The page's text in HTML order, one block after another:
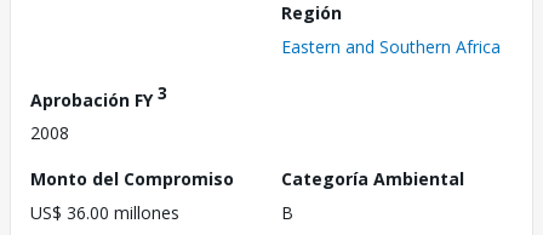
Región
Eastern and Southern Africa
Aprobación FY3
2008
Monto del Compromiso
US$ 36.00 millones
Categoría Ambiental
B